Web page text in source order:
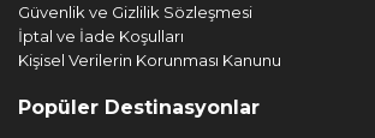
Güvenlik ve Gizlilik Sözleşmesi
İptal ve İade Koşulları
Kişisel Verilerin Korunması Kanunu
Popüler Destinasyonlar